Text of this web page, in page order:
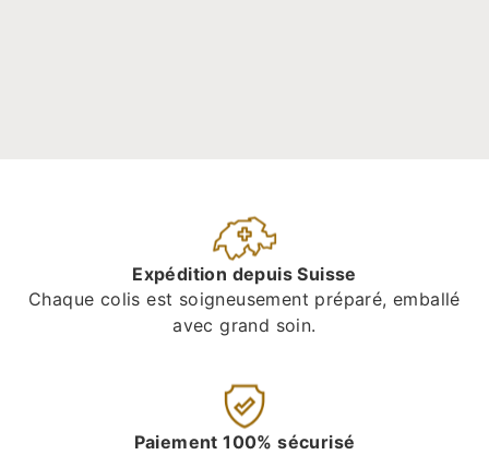
Expédition depuis Suisse
Chaque colis est soigneusement préparé, emballé
avec grand soin.
Paiement 100% sécurisé